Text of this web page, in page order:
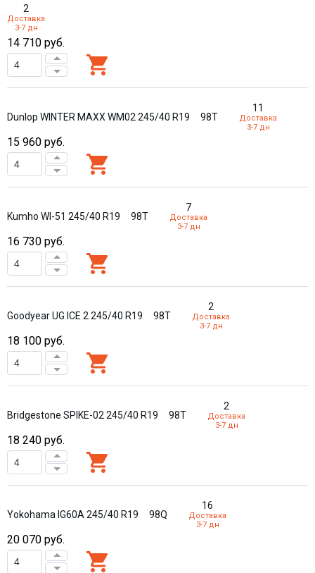
2
Доставка
3-7 дн
14 710 руб.
Dunlop WINTER MAXX WM02 245/40 R19 98T
11
Доставка
3-7 дн
15 960 руб.
Kumho WI-51 245/40 R19 98T
7
Доставка
3-7 дн
16 730 руб.
Goodyear UG ICE 2 245/40 R19 98T
2
Доставка
3-7 дн
18 100 руб.
Bridgestone SPIKE-02 245/40 R19 98T
2
Доставка
3-7 дн
18 240 руб.
Yokohama IG60A 245/40 R19 98Q
16
Доставка
3-7 дн
20 070 руб.